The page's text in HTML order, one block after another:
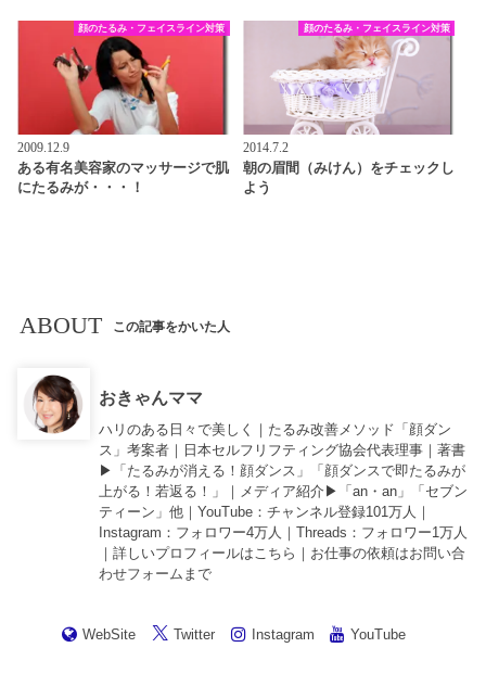
顔のたるみ・フェイスライン対策
2009.12.9
ある有名美容家のマッサージで肌
にたるみが・・・！
顔のたるみ・フェイスライン対策
2014.7.2
朝の眉間（みけん）をチェックし
よう
ABOUT この記事をかいた人
おきゃんママ
ハリのある日々で美しく｜たるみ改善メソッド「顔ダン
ス」考案者｜日本セルフリフティング協会代表理事｜著書
▶︎「 たるみが消える！顔ダンス 」「 顔ダンスで即たるみが
上がる！若返る！ 」｜メディア紹介▶︎「an・an」「セブン
ティーン」他｜YouTube ：チャンネル登録101万人｜
Instagram ：フォロワー4万人｜Threads ：フォロワー1万人
｜詳しいプロフィールは こちら ｜お仕事の依頼はお問い合
わせフォーム まで
WebSite Twitter Instagram YouTube